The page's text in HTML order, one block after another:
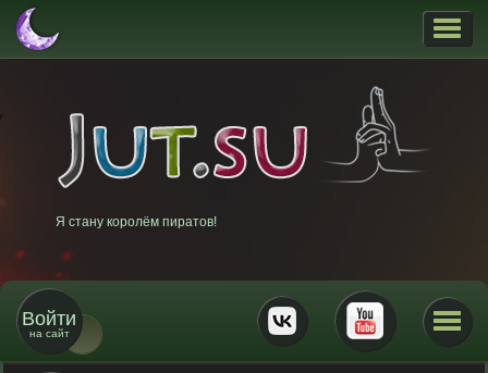
Я стану королём пиратов!
Войти
на сайт